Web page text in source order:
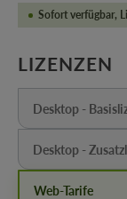
Sofort verfügbar,
LIZENZEN
Desktop -
(Diese Option ist
Desktop -
(Diese Option ist
Web-Tarife